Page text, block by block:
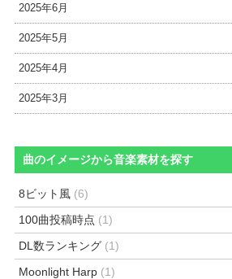
2025年6月
2025年5月
2025年4月
2025年3月
曲のイメージから音楽素材を探す
8ビット風 (6)
100曲投稿時点 (1)
DL数ランキング (1)
Moonlight Harp (1)